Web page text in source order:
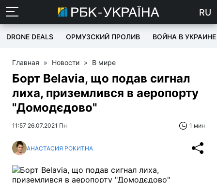
RU
DRONE DEALS ОРМУЗСКИЙ ПРОЛИВ ВОЙНА В УКРАИНЕ
Главная » Новости » В мире
Борт Belavia, що подав сигнал
лиха, приземлився в аеропорту
"Домодєдово"
11:57 26.07.2021 Пн 1 мин
АНАСТАСИЯ РОКИТНА